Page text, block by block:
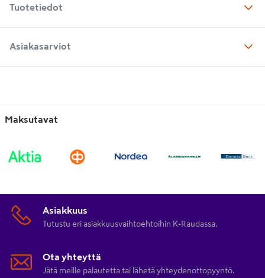
Tuotetiedot
Asiakasarviot
Maksutavat
Asiakkuus
Tutustu eri asiakkuusvaihtoehtoihin K-Raudassa.
Ota yhteyttä
Jätä meille palautetta tai lähetä yhteydenottopyyntö.